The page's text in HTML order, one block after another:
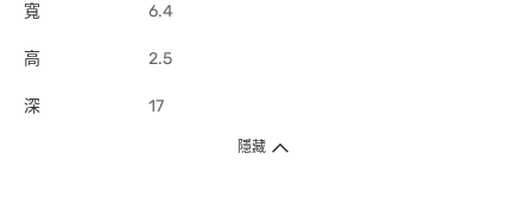
寬 6.4
高 2.5
深 17
隱藏